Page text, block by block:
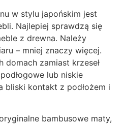
w stylu japońskim jest
Najlepiej sprawdzą się
z drewna. Należy
– mniej znaczy więcej.
domach zamiast krzeseł
lub niskie
bliski kontakt z podłożem i
bambusowe maty,